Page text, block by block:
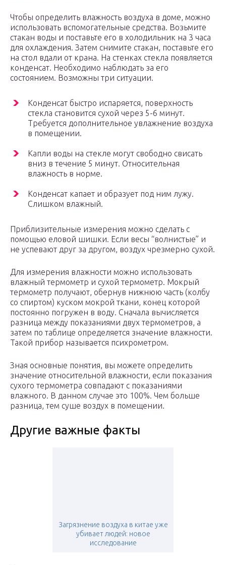
Чтобы определить влажность воздуха в доме, можно
использовать вспомогательные средства. Возьмите
стакан воды и поставьте его в холодильник на 3 часа
для охлаждения. Затем снимите стакан, поставьте его
на стол вдали от крана. На стенках стекла появляется
конденсат. Необходимо наблюдать за его
состоянием. Возможны три ситуации.
Конденсат быстро испаряется, поверхность
стекла становится сухой через 5-6 минут.
Требуется дополнительное увлажнение воздуха
в помещении.
Капли воды на стекле могут свободно свисать
вниз в течение 5 минут. Относительная
влажность в норме.
Конденсат капает и образует под ним лужу.
Слишком влажный.
Приблизительные измерения можно сделать с
помощью еловой шишки. Если весы “волнистые” и
не успевают друг за другом, воздух чрезмерно сухой.
Для измерения влажности можно использовать
влажный термометр и сухой термометр. Мокрый
термометр получают, обернув нижнюю часть (колбу
со спиртом) куском мокрой ткани, конец которой
постоянно погружен в воду. Сначала вычисляется
разница между показаниями двух термометров, а
затем по таблице определяется значение влажности.
Такой прибор называется психрометром.
Зная основные понятия, вы можете определить
значение относительной влажности, если показания
сухого термометра совпадают с показаниями
влажного. В данном случае это 100%. Чем больше
разница, тем суше воздух в помещении.
Другие важные факты
Загрязнение воздуха в китае уже
убивает людей: новое
исследование